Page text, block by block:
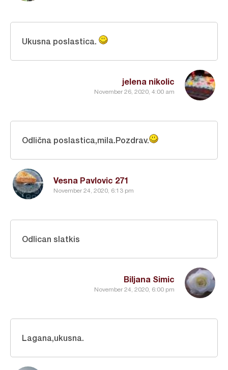
jelena nikolic
November 26, 2020, 4:00 am
Ukusna poslastica.
Vesna Pavlovic 271
November 24, 2020, 6:13 pm
Odlična poslastica,mila.Pozdrav.
Biljana Simic
November 24, 2020, 6:00 pm
Odlican slatkis
Lagana,ukusna.